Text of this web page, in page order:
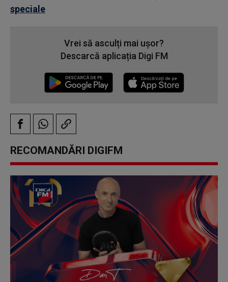
speciale
Vrei să asculți mai ușor?
Descarcă aplicația Digi FM
RECOMANDĂRI DIGIFM